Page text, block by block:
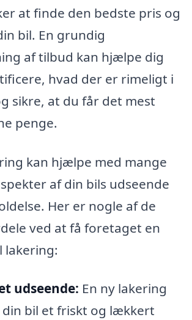
at finde den bedste pris og
bil. En grundig
af tilbud kan hjælpe dig
hvad der er rimeligt i
sikre, at du får det mest
penge.
kan hjælpe med mange
af din bils udseende
Her er nogle af de
ved at få foretaget en
lakering:
udseende: En ny lakering
din bil et friskt og lækkert